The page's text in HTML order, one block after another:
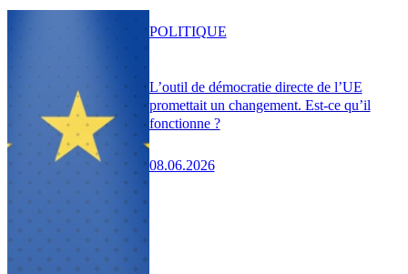
L’outil de démocratie directe de l’UE
promettait un changement. Est-ce qu’il
fonctionne ?
08.06.2026
POLITIQUE